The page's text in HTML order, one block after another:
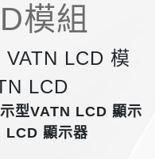
模組
LCD 模
LCD
型VATN LCD 顯示
LCD 顯示器